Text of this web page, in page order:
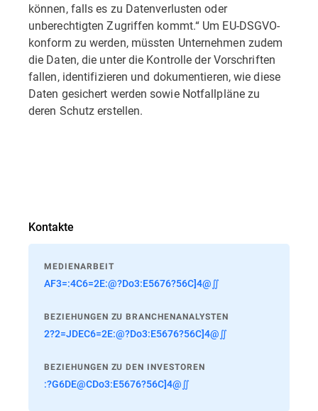
können, falls es zu Datenverlusten oder
unberechtigten Zugriffen kommt.“ Um EU-DSGVO-
konform zu werden, müssten Unternehmen zudem
die Daten, die unter die Kontrolle der Vorschriften
fallen, identifizieren und dokumentieren, wie diese
Daten gesichert werden sowie Notfallpläne zu
deren Schutz erstellen.
Kontakte
MEDIENARBEIT
AF3=:4C6=2E:@?Do3:E5676?56C]4@∬
BEZIEHUNGEN ZU BRANCHENANALYSTEN
2?2=JDEC6=2E:@?Do3:E5676?56C]4@∬
BEZIEHUNGEN ZU DEN INVESTOREN
:?G6DE@CDo3:E5676?56C]4@∬